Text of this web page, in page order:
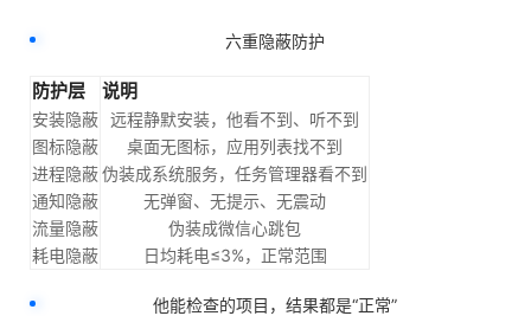
六重隐蔽防护
防护层 说明
安装隐蔽 远程静默安装，他看不到、听不到
图标隐蔽
桌面无图标，应用列表找不到
进程隐蔽伪装成系统服务，任务管理器看不到
通知隐蔽
无弹窗、无提示、无震动
流量隐蔽
伪装成微信心跳包
耗电隐蔽
日均耗电≤3%，正常范围
他能检查的项目，结果都是“正常”